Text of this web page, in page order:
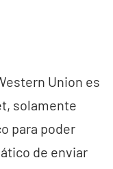
Union es
solamente
para poder
de enviar